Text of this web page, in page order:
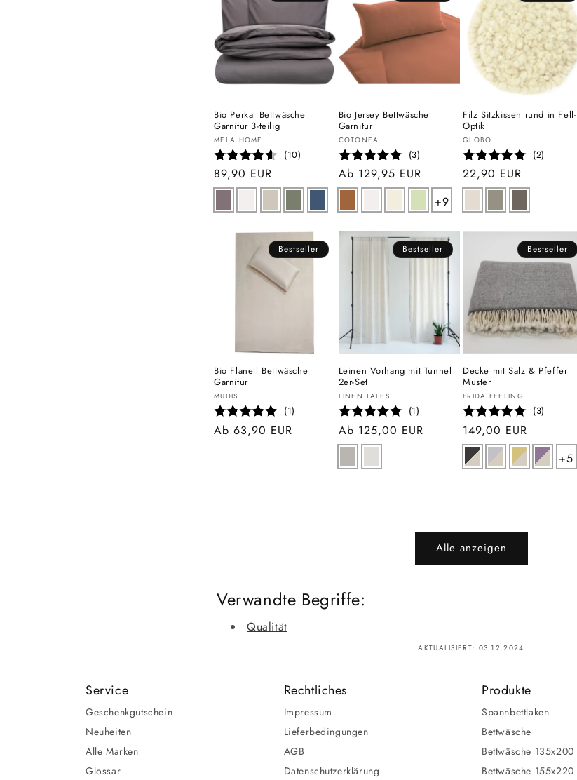
Bio Perkal Bettwäsche
Garnitur 3-teilig
Anbieter:
MELA HOME
(10)
Normaler
Preis
89,90 EUR
Bio Jersey Bettwäsche
Garnitur
Anbieter:
COTONEA
(3)
Normaler
Preis
Ab 129,95 EUR
+9
Filz Sitzkissen rund in Fell-
Optik
Anbieter:
GLOBO
(2)
Normaler
Preis
22,90 EUR
Bestseller
Bio Flanell Bettwäsche
Garnitur
Anbieter:
MUDIS
(1)
Normaler
Ab 63,90 EUR
Bestseller
Leinen Vorhang mit Tunnel
2er-Set
Anbieter:
LINEN TALES
(1)
Normaler
Preis
Ab 125,00 EUR
Bestseller
Decke mit Salz & Pfeffer
Muster
Anbieter:
FRIDA FEELING
(3)
Normaler
Preis
149,00 EUR
+5
Alle anzeigen
Verwandte Begriffe:
Qualität
AKTUALISIERT: 03.12.2024
Service
Geschenkgutschein
Neuheiten
Alle Marken
Glossar
Rechtliches
Impressum
Lieferbedingungen
AGB
Datenschutzerklärung
Produkte
Spannbettlaken
Bettwäsche
Bettwäsche 135x200
Bettwäsche 155x220